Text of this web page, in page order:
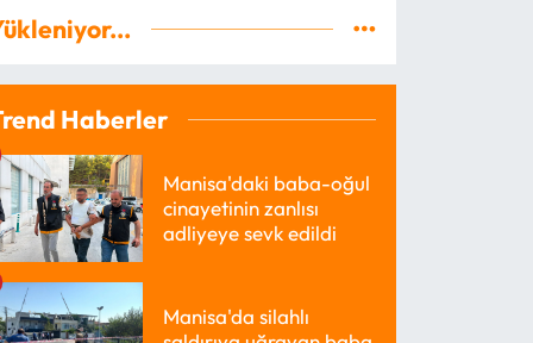
Haberler
Manisa'daki baba-oğul
cinayetinin zanlısı
adliyeye sevk edildi
Manisa'da silahlı